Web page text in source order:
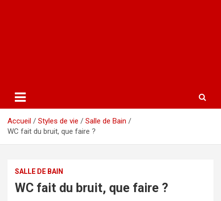
Accueil Styles de vie
Salle de Bain
WC fait du bruit, que faire ?
SALLE DE BAIN
WC fait du bruit, que faire ?